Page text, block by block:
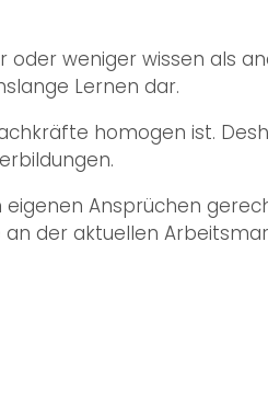
weniger wissen als
Lernen dar.
homogen ist.
Ansprüchen
der aktuellen